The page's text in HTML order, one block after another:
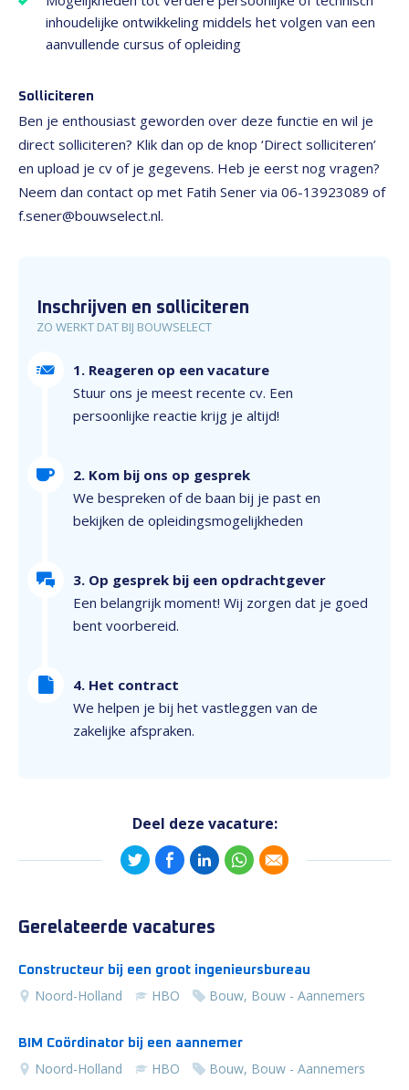
inhoudelijke ontwikkeling middels het volgen van een
aanvullende cursus of opleiding
Solliciteren
Ben je enthousiast geworden over deze functie en wil je
direct solliciteren? Klik dan op de knop ‘Direct solliciteren’
en upload je cv of je gegevens. Heb je eerst nog vragen?
Neem dan contact op met Fatih Sener via 06-13923089 of
f.sener@bouwselect.nl.
Inschrijven en solliciteren
ZO WERKT DAT BIJ BOUWSELECT
1. Reageren op een vacature
Stuur ons je meest recente cv. Een
persoonlijke reactie krijg je altijd!
2. Kom bij ons op gesprek
We bespreken of de baan bij je past en
bekijken de opleidingsmogelijkheden
3. Op gesprek bij een opdrachtgever
Een belangrijk moment! Wij zorgen dat je goed
bent voorbereid.
4. Het contract
We helpen je bij het vastleggen van de
zakelijke afspraken.
Deel deze vacature:
Gerelateerde vacatures
Constructeur bij een groot ingenieursbureau
Noord-Holland HBO Bouw, Bouw - Aannemers
BIM Coördinator bij een aannemer
Noord-Holland HBO Bouw, Bouw - Aannemers